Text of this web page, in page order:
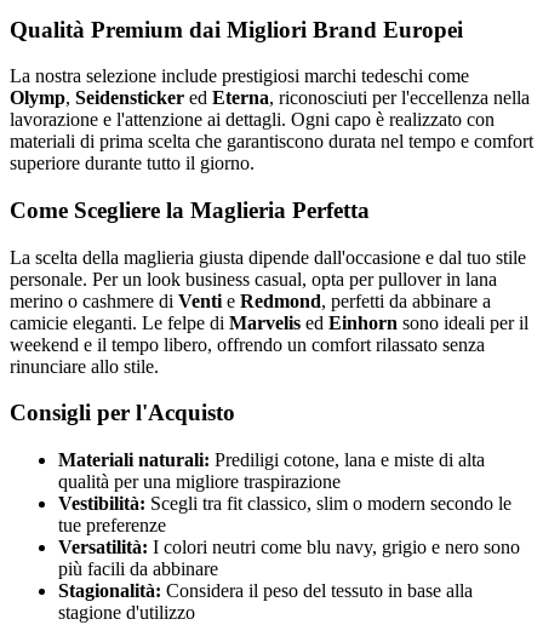
Qualità Premium dai Migliori Brand Europei
La nostra selezione include prestigiosi marchi tedeschi come
Olymp, Seidensticker ed Eterna, riconosciuti per l'eccellenza nella
lavorazione e l'attenzione ai dettagli. Ogni capo è realizzato con
materiali di prima scelta che garantiscono durata nel tempo e comfort
superiore durante tutto il giorno.
Come Scegliere la Maglieria Perfetta
La scelta della maglieria giusta dipende dall'occasione e dal tuo stile
personale. Per un look business casual, opta per pullover in lana
merino o cashmere di Venti e Redmond, perfetti da abbinare a
camicie eleganti. Le felpe di Marvelis ed Einhorn sono ideali per il
weekend e il tempo libero, offrendo un comfort rilassato senza
rinunciare allo stile.
Consigli per l'Acquisto
Materiali naturali: Prediligi cotone, lana e miste di alta
qualità per una migliore traspirazione
Vestibilità: Scegli tra fit classico, slim o modern secondo le
tue preferenze
Versatilità: I colori neutri come blu navy, grigio e nero sono
più facili da abbinare
Stagionalità: Considera il peso del tessuto in base alla
stagione d'utilizzo